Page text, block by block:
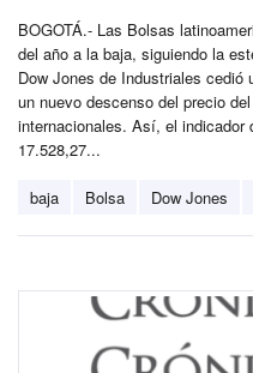
BOGOTÁ.- Las Bolsas
del año a la baja, siguiendo la
Dow Jones de Industriales cedió
un nuevo descenso del precio
internacionales. Así, el indicador
17.528,27...
baja Bolsa Dow Jones